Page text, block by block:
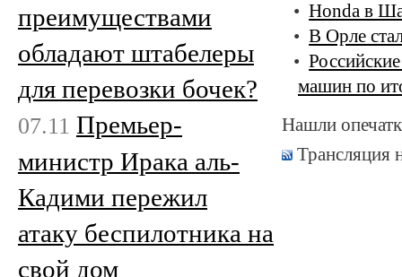
Honda в
В Орле
машин по
Нашли
Трансляция
преимуществами
обладают штабелеры
для перевозки бочек?
07.11 Премьер-
министр Ирака аль-
Кадими пережил
атаку беспилотника на
свой дом